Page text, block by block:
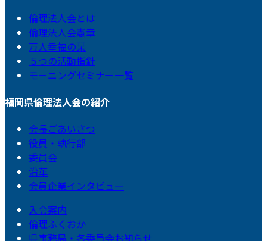
倫理法人会とは
倫理法人会憲章
万人幸福の栞
５つの活動指針
モーニングセミナー一覧
福岡県倫理法人会の紹介
会長ごあいさつ
役員・執行部
委員会
沿革
会員企業インタビュー
入会案内
倫理ふくおか
県事務局・各委員会お知らせ